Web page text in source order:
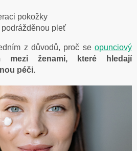
pokožky
pleť
z důvodů, proč se opunciový
mezi ženami, které hledají
péči.